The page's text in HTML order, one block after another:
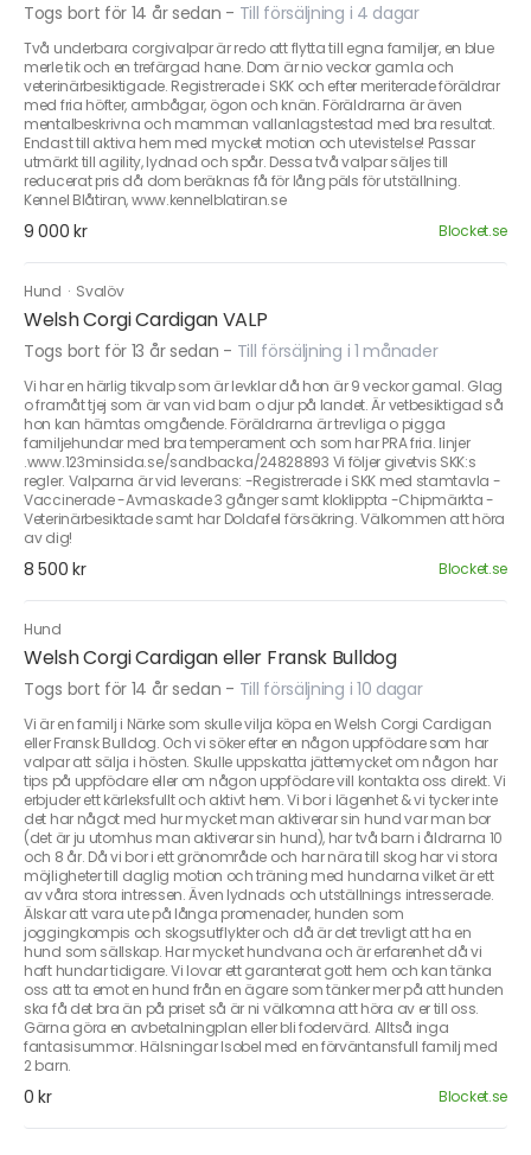
Togs bort för 14 år sedan - Till försäljning i 4 dagar
Två underbara corgivalpar är redo att flytta till egna familjer, en blue
merle tik och en trefärgad hane. Dom är nio veckor gamla och
veterinärbesiktigade. Registrerade i SKK och efter meriterade föräldrar
med fria höfter, armbågar, ögon och knän. Föräldrarna är även
mentalbeskrivna och mamman vallanlagstestad med bra resultat.
Endast till aktiva hem med mycket motion och utevistelse! Passar
utmärkt till agility, lydnad och spår. Dessa två valpar säljes till
reducerat pris då dom beräknas få för lång päls för utställning.
Kennel Blåtiran, www.kennelblatiran.se
9 000 kr Blocket.se
Hund · Svalöv
Welsh Corgi Cardigan VALP
Togs bort för 13 år sedan - Till försäljning i 1 månader
Vi har en härlig tikvalp som är levklar då hon är 9 veckor gamal. Glag
o framåt tjej som är van vid barn o djur på landet. Är vetbesiktigad så
hon kan hämtas omgående. Föräldrarna är trevliga o pigga
familjehundar med bra temperament och som har PRA fria. linjer
.www.123minsida.se/sandbacka/24828893 Vi följer givetvis SKK:s
regler. Valparna är vid leverans: -Registrerade i SKK med stamtavla -
Vaccinerade -Avmaskade 3 gånger samt kloklippta -Chipmärkta -
Veterinärbesiktade samt har Doldafel försäkring. Välkommen att höra
av dig!
8 500 kr Blocket.se
Hund
Welsh Corgi Cardigan eller Fransk Bulldog
Togs bort för 14 år sedan - Till försäljning i 10 dagar
Vi är en familj i Närke som skulle vilja köpa en Welsh Corgi Cardigan
eller Fransk Bulldog. Och vi söker efter en någon uppfödare som har
valpar att sälja i hösten. Skulle uppskatta jättemycket om någon har
tips på uppfödare eller om någon uppfödare vill kontakta oss direkt. Vi
erbjuder ett kärleksfullt och aktivt hem. Vi bor i lägenhet & vi tycker inte
det har något med hur mycket man aktiverar sin hund var man bor
(det är ju utomhus man aktiverar sin hund), har två barn i åldrarna 10
och 8 år. Då vi bor i ett grönområde och har nära till skog har vi stora
möjligheter till daglig motion och träning med hundarna vilket är ett
av våra stora intressen. Även lydnads och utställnings intresserade.
Älskar att vara ute på långa promenader, hunden som
joggingkompis och skogsutflykter och då är det trevligt att ha en
hund som sällskap. Har mycket hundvana och är erfarenhet då vi
haft hundar tidigare. Vi lovar ett garanterat gott hem och kan tänka
oss att ta emot en hund från en ägare som tänker mer på att hunden
ska få det bra än på priset så är ni välkomna att höra av er till oss.
Gärna göra en avbetalningplan eller bli fodervärd. Alltså inga
fantasisummor. Hälsningar Isobel med en förväntansfull familj med
2 barn.
0 kr Blocket.se